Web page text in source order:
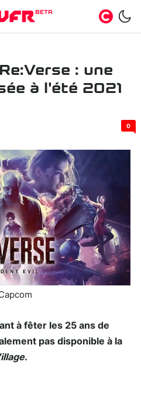
BETA
: une
à l'été 2021
0
à fêter les 25 ans de
pas disponible à la
.